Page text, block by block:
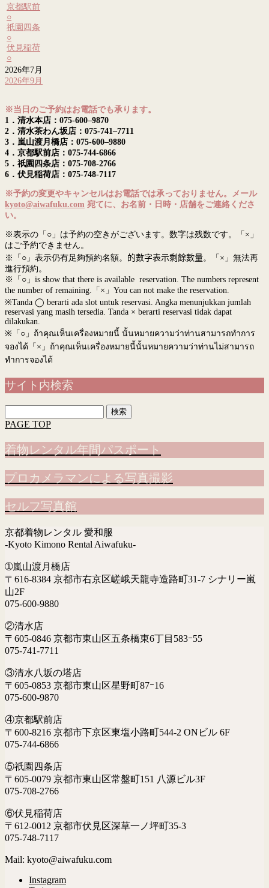
京都駅前
○
祇園四条
○
伏見稲荷
○
2026年7月
2026年9月
※当日のご予約はお電話でも承ります。
1．清水本店：075-600–9870
2．清水茶わん坂店：075-741–7711
3．嵐山渡月橋店：075-600–9880
4．京都駅前店：075-744-6866
5．祇園四条店：075-708-2766
6．伏見稲荷店：075-748-7117
※予約の変更やキャンセルはお電話では承っておりません。メール
kyoto@aiwafuku.com 宛てに、お名前・日時・店舗をご連絡くださ
い。
※表示の「○」は予約の空きがございます。数字は残数です。「×」
はご予約できません。
※「○」表示仍有足夠預約名額。 的數字表示剩餘數量。「×」無法再
進行預約。
※「○」is show that there is available reservation. The numbers represent
the number of remaining.「×」You can not make the reservation.
※Tanda ◯ berarti ada slot untuk reservasi. Angka menunjukkan jumlah
reservasi yang masih tersedia. Tanda × berarti reservasi tidak dapat
dilakukan.
※ 「○」ถ้าคุณเห็นเครื่องหมายนี้ นั้นหมายความว่าท่านสามารถทำการ
จองได้「×」ถ้าคุณเห็นเครื่องหมายนี้นั้นหมายความว่าท่านไม่สามารถ
ทำการจองได้
サイト内検索
索:
PAGE TOP
着物レンタル年間パスポート
プロカメラマンによる写真撮影
セルフ写真館
京都着物レンタル 愛和服
-Kyoto Kimono Rental Aiwafuku-
➀嵐山渡月橋店
〒616-8384 京都市右京区嵯峨天龍寺造路町31-7 シナリー嵐
山2F
075-600-9880
②清水店
〒605-0846 京都市東山区五条橋東6丁目583ｰ55
075-741-7711
③清水八坂の塔店
〒605-0853 京都市東山区星野町87ｰ16
075-600-9870
④京都駅前店
〒600-8216 京都市下京区東塩小路町544-2 ONビル 6F
075-744-6866
⑤祇園四条店
〒605-0079 京都市東山区常盤町151 八源ビル3F
075-708-2766
⑥伏見稲荷店
〒612-0012 京都市伏見区深草一ノ坪町35-3
075-748-7117
Mail: kyoto@aiwafuku.com
Instagram